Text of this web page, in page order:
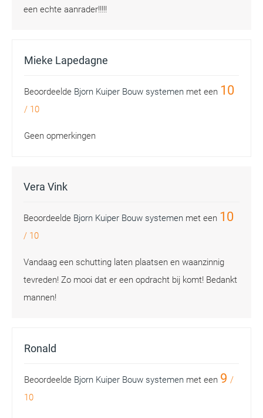
een echte aanrader!!!!!
Mieke Lapedagne
Beoordeelde Bjorn Kuiper Bouw systemen met een 10
/ 10
Geen opmerkingen
Vera Vink
Beoordeelde Bjorn Kuiper Bouw systemen met een 10
/ 10
Vandaag een schutting laten plaatsen en waanzinnig
tevreden! Zo mooi dat er een opdracht bij komt! Bedankt
mannen!
Ronald
Beoordeelde Bjorn Kuiper Bouw systemen met een 9 /
10